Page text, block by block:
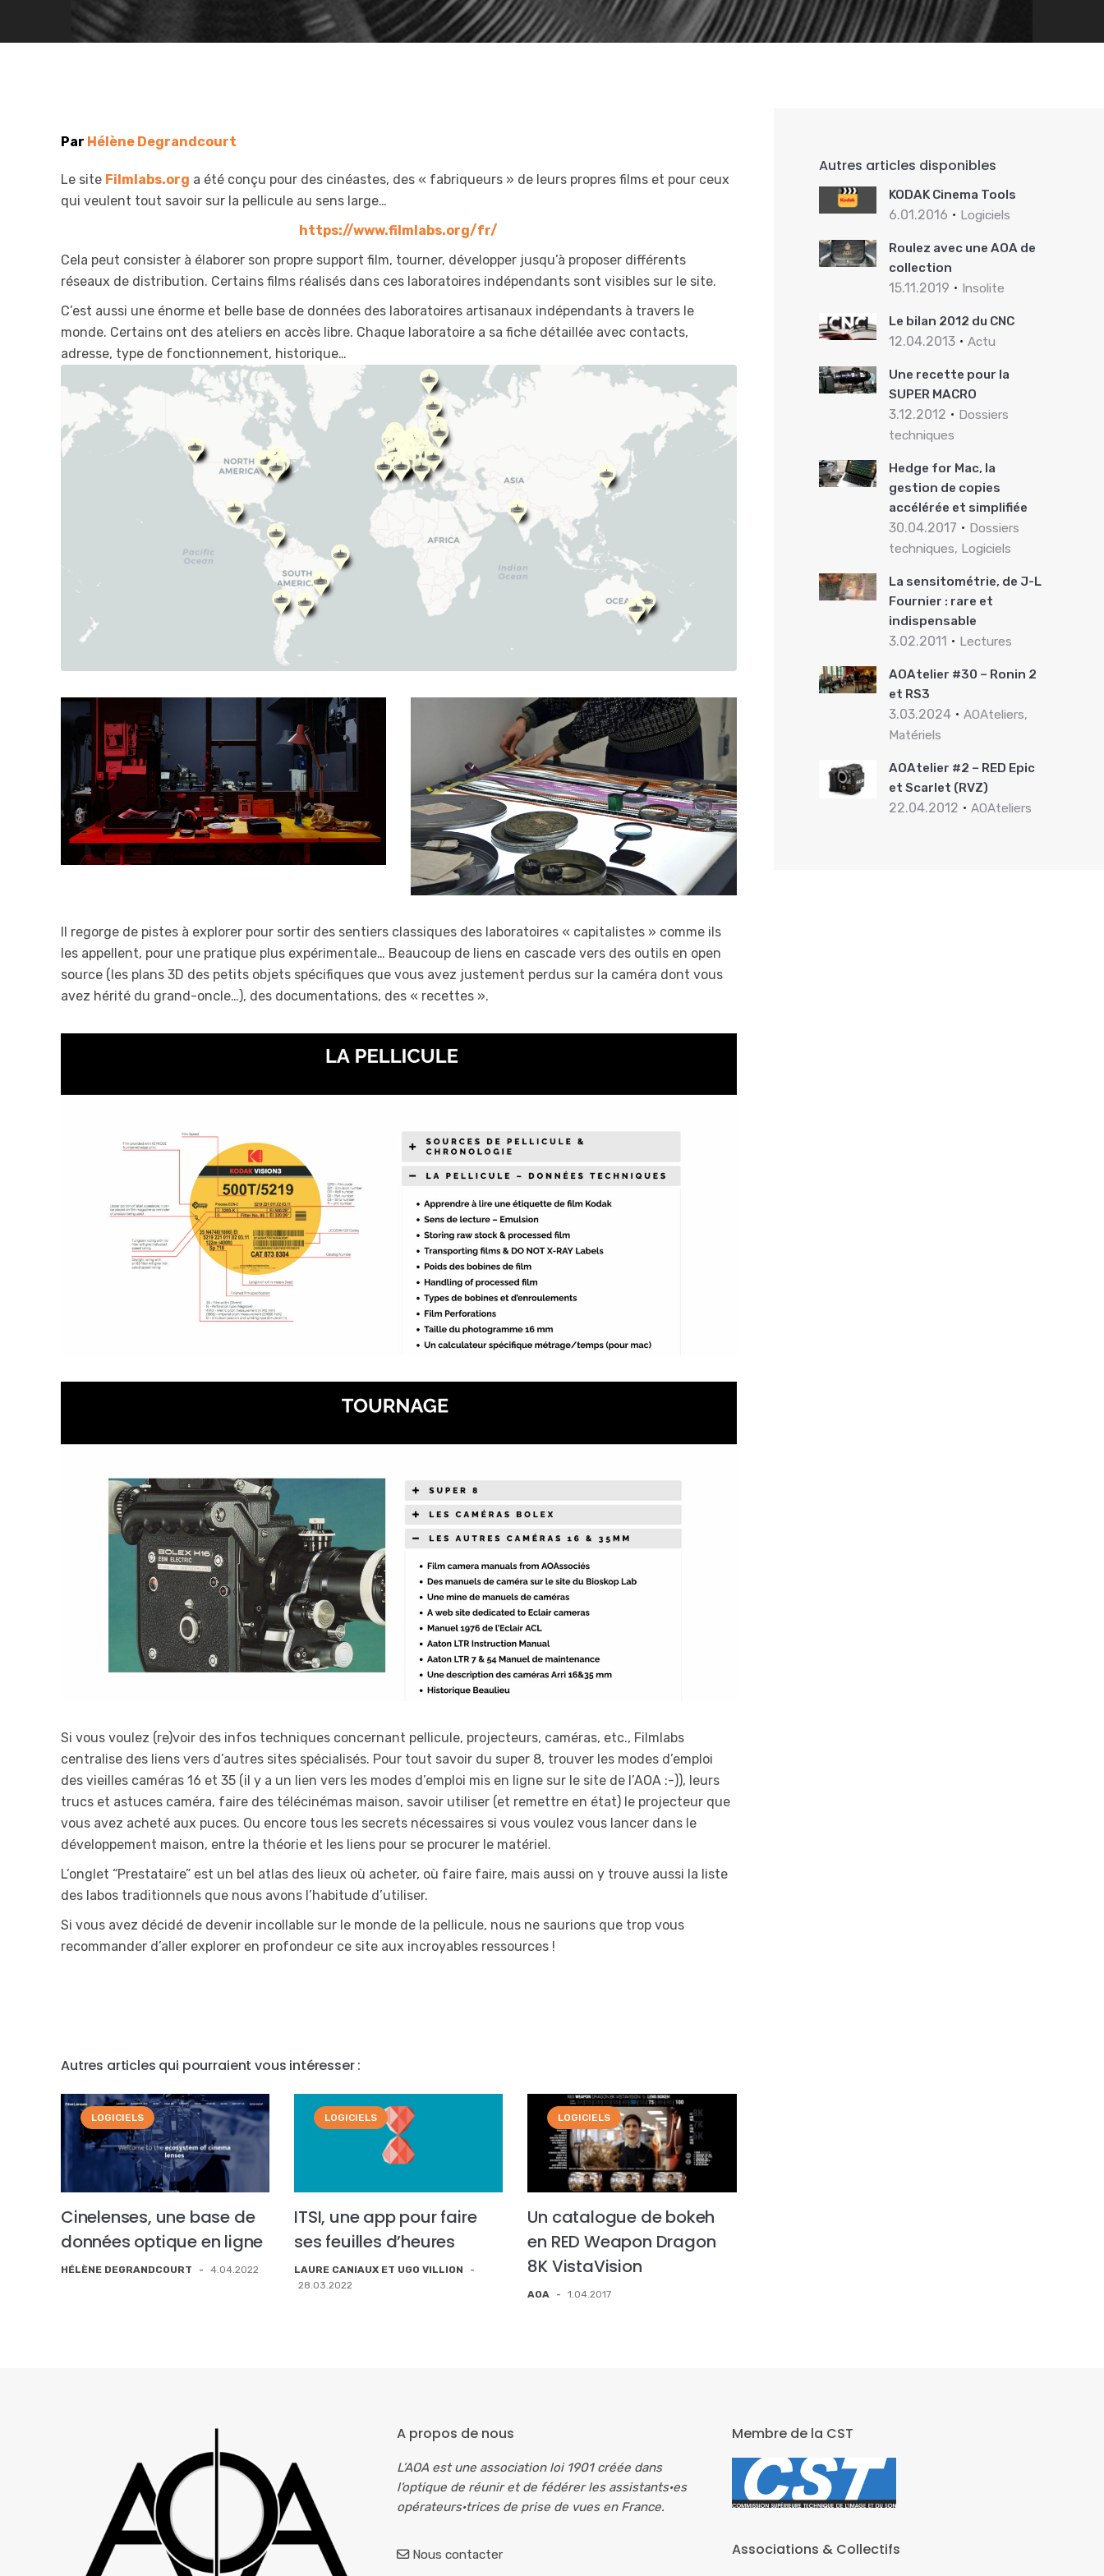
Par Hélène Degrandcourt
Le site Filmlabs.org a été conçu pour des cinéastes, des « fabriqueurs » de leurs propres films et pour ceux
qui veulent tout savoir sur la pellicule au sens large…
https://www.filmlabs.org/fr/
Cela peut consister à élaborer son propre support film, tourner, développer jusqu’à proposer différents
réseaux de distribution. Certains films réalisés dans ces laboratoires indépendants sont visibles sur le site.
C’est aussi une énorme et belle base de données des laboratoires artisanaux indépendants à travers le
monde. Certains ont des ateliers en accès libre. Chaque laboratoire a sa fiche détaillée avec contacts,
adresse, type de fonctionnement, historique…
Il regorge de pistes à explorer pour sortir des sentiers classiques des laboratoires « capitalistes » comme ils
les appellent, pour une pratique plus expérimentale… Beaucoup de liens en cascade vers des outils en open
source (les plans 3D des petits objets spécifiques que vous avez justement perdus sur la caméra dont vous
avez hérité du grand-oncle…), des documentations, des « recettes ».
Si vous voulez (re)voir des infos techniques concernant pellicule, projecteurs, caméras, etc., Filmlabs
centralise des liens vers d’autres sites spécialisés. Pour tout savoir du super 8, trouver les modes d’emploi
des vieilles caméras 16 et 35 (il y a un lien vers les modes d’emploi mis en ligne sur le site de l’AOA :-)), leurs
trucs et astuces caméra, faire des télécinémas maison, savoir utiliser (et remettre en état) le projecteur que
vous avez acheté aux puces. Ou encore tous les secrets nécessaires si vous voulez vous lancer dans le
développement maison, entre la théorie et les liens pour se procurer le matériel.
L’onglet “Prestataire” est un bel atlas des lieux où acheter, où faire faire, mais aussi on y trouve aussi la liste
des labos traditionnels que nous avons l’habitude d’utiliser.
Si vous avez décidé de devenir incollable sur le monde de la pellicule, nous ne saurions que trop vous
recommander d’aller explorer en profondeur ce site aux incroyables ressources !
Autres articles qui pourraient vous intéresser :
LOGICIELS
Cinelenses, une base de
données optique en ligne
HÉLÈNE DEGRANDCOURT - 4.04.2022
LOGICIELS
ITSI, une app pour faire
ses feuilles d’heures
LAURE CANIAUX ET UGO VILLION
-
28.03.2022
LOGICIELS
Un catalogue de bokeh
en RED Weapon Dragon
8K VistaVision
AOA - 1.04.2017
Autres articles disponibles
KODAK Cinema Tools
6.01.2016 Logiciels
Roulez avec une AOA de
collection
15.11.2019 Insolite
Le bilan 2012 du CNC
12.04.2013 Actu
Une recette pour la
SUPER MACRO
3.12.2012
Dossiers
techniques
Hedge for Mac, la
gestion de copies
accélérée et simplifiée
30.04.2017
Dossiers
techniques, Logiciels
La sensitométrie, de J-L
Fournier : rare et
indispensable
3.02.2011 Lectures
AOAtelier #30 – Ronin 2
et RS3
3.03.2024
AOAteliers,
Matériels
AOAtelier #2 – RED Epic
et Scarlet (RVZ)
22.04.2012 AOAteliers
A propos de nous
L’AOA est une association loi 1901 créée dans
l’optique de réunir et de fédérer les assistants·es
opérateurs·trices de prise de vues en France.
Nous contacter
Membre de la CST
Associations & Collectifs